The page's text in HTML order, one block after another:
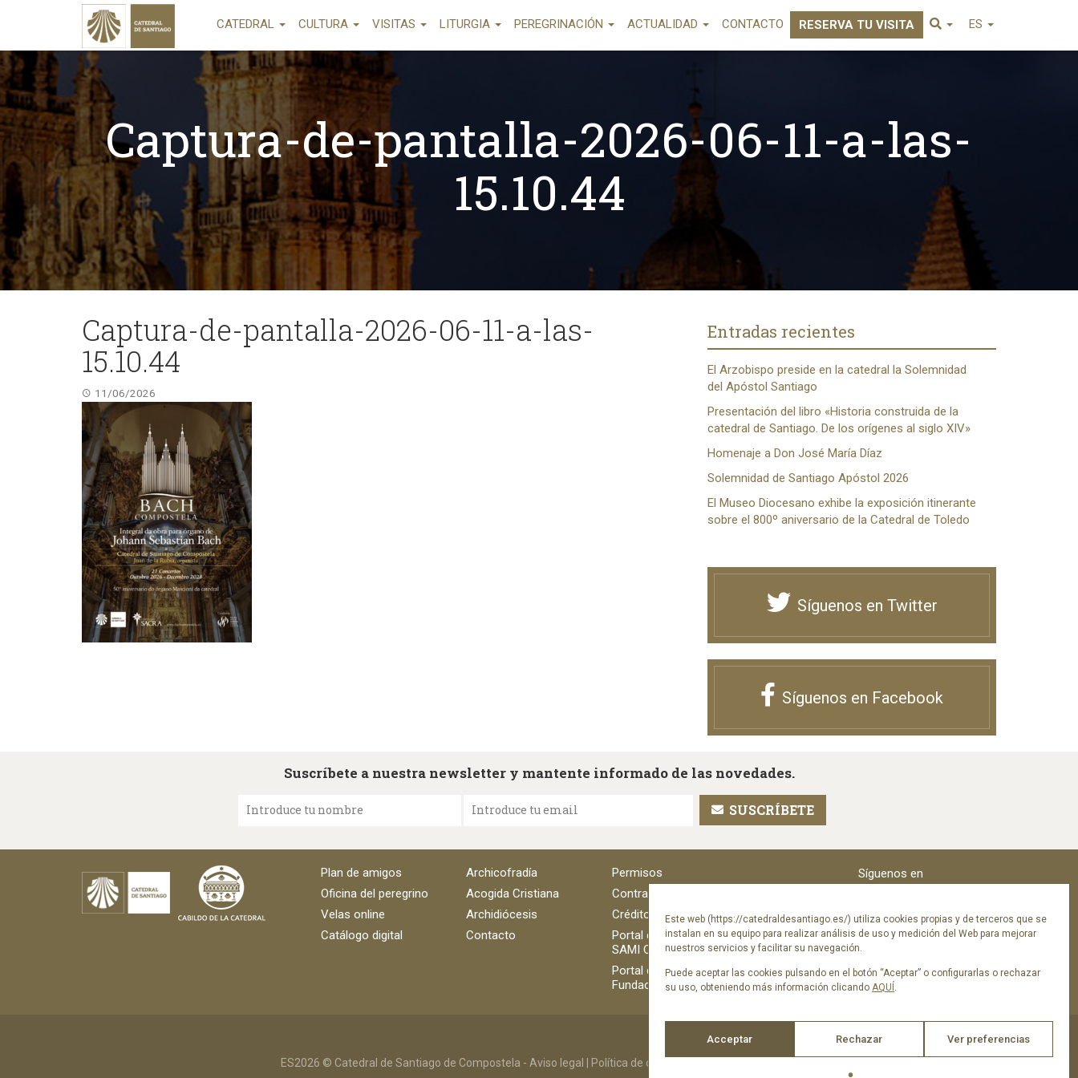
Este web (https://catedraldesantiago.es/) utiliza cookies propias y de terceros que se
instalan en su equipo para realizar análisis de uso y medición del Web para mejorar
nuestros servicios y facilitar su navegación.
Puede aceptar las cookies pulsando en el botón “Aceptar” o configurarlas o rechazar
su uso, obteniendo más información clicando AQUÍ.
Acceptar Rechazar Ver preferencias
CATEDRAL CULTURA VISITAS LITURGIA PEREGRINACIÓN ACTUALIDAD CONTACTO RESERVA TU VISITA ES
Captura-de-pantalla-2026-06-11-a-las-
15.10.44
Captura-de-pantalla-2026-06-11-a-las-
15.10.44
11/06/2026
Entradas recientes
El Arzobispo preside en la catedral la Solemnidad
del Apóstol Santiago
Presentación del libro «Historia construida de la
catedral de Santiago. De los orígenes al siglo XIV»
Homenaje a Don José María Díaz
Solemnidad de Santiago Apóstol 2026
El Museo Diocesano exhibe la exposición itinerante
sobre el 800º aniversario de la Catedral de Toledo
Síguenos en Twitter
Síguenos en Facebook
Suscríbete a nuestra newsletter y mantente informado de las novedades.
Introduce tu nombre Introduce tu email
Plan de amigos Archicofradía
Permisos
Oficina del peregrino
Acogida Cristiana
Contratación
Velas online
Archidiócesis
Créditos
Catálogo digital
Contacto
Portal del empleado
SAMI Catedral
Portal del empleado
Fundación Catedral
Síguenos en
ES2026 © Catedral de Santiago de Compostela - Aviso legal | Política de cookies